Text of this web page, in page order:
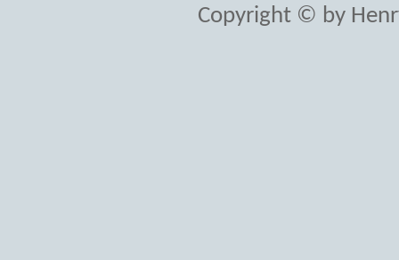
Copyright © by